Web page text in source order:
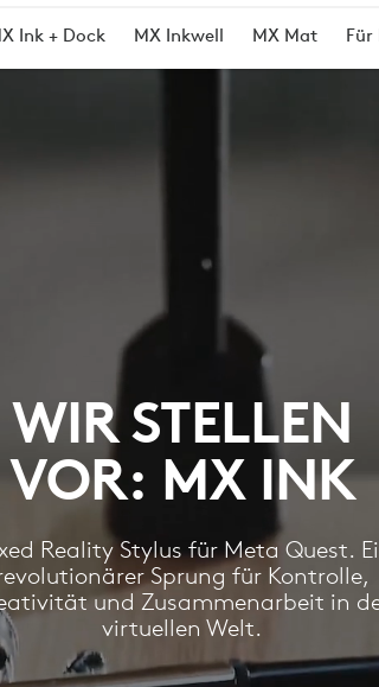
Ink + Dock MX Inkwell MX Mat Für
WIR STELLEN
VOR: MX INK
Reality Stylus für Meta Quest.
Sprung für Kontrolle,
und Zusammenarbeit in
virtuellen Welt.